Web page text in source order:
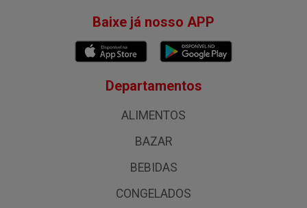
Baixe já nosso APP
Departamentos
ALIMENTOS
BAZAR
BEBIDAS
CONGELADOS